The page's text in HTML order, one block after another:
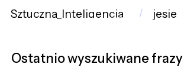
Sztuczna_Inteligencja
jesie
Ostatnio wyszukiwane frazy